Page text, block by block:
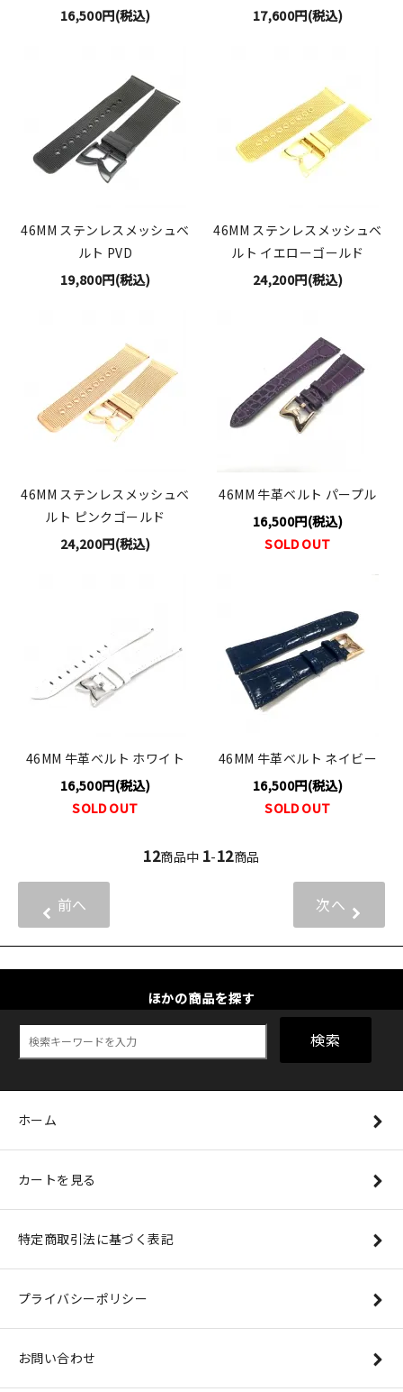
16,500円(税込)
17,600円(税込)
46MM ステンレスメッシュベ
ルト PVD
19,800円(税込)
46MM ステンレスメッシュベ
ルト イエローゴールド
24,200円(税込)
46MM ステンレスメッシュベ
ルト ピンクゴールド
24,200円(税込)
46MM 牛革ベルト パープル
16,500円(税込)
SOLD OUT
46MM 牛革ベルト ホワイト
16,500円(税込)
SOLD OUT
46MM 牛革ベルト ネイビー
16,500円(税込)
SOLD OUT
12商品中 1-12商品
前へ 次へ
ほかの商品を探す
検索
ホーム
カートを見る
特定商取引法に基づく表記
プライバシーポリシー
お問い合わせ